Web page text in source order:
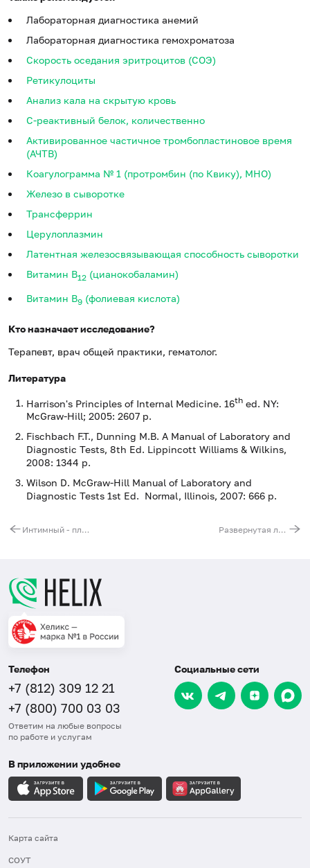
Лабораторная диагностика анемий
Лабораторная диагностика гемохроматоза
Скорость оседания эритроцитов (СОЭ)
Ретикулоциты
Анализ кала на скрытую кровь
С-реактивный белок, количественно
Активированное частичное тромбопластиновое время
(АЧТВ)
Коагулограмма № 1 (протромбин (по Квику), МНО)
Железо в сыворотке
Трансферрин
Церулоплазмин
Латентная железосвязывающая способность сыворотки
Витамин В12 (цианокобаламин)
Витамин B9 (фолиевая кислота)
Кто назначает исследование?
Терапевт, врач общей практики, гематолог.
Литература
Harrison's Principles of Internal Medicine. 16th ed. NY:
McGraw-Hill; 2005: 2607 p.
Fischbach F.T., Dunning M.B. A Manual of Laboratory and
Diagnostic Tests, 8th Ed. Lippincott Williams & Wilkins,
2008: 1344 p.
Wilson D. McGraw-Hill Manual of Laboratory and
Diagnostic Tests 1st Ed. Normal, Illinois, 2007: 666 p.
Интимный - плюс - для мужчин Развернутая лабораторная диагностика анемий
Телефон
+7 (812) 309 12 21
+7 (800) 700 03 03
Ответим на любые вопросы
по работе и услугам
Социальные сети
В приложении удобнее
Карта сайта
СОУТ